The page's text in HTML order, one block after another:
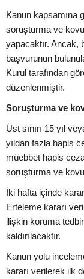
Kanun kapsamına
soruşturma ve
yapacaktır. Ancak,
başvurunun
Kurul tarafından
düzenlenmiştir.
Soruşturma ve
Üst sınırı 15 yıl
yıldan fazla hapis
müebbet hapis
soruşturma ve
İki hafta içinde
Erteleme kararı
ilişkin koruma
kaldırılacaktır.
Kanun yolu
kararı verilerek ilk